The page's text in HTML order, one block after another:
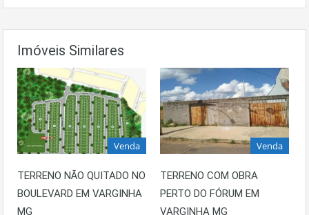
Imóveis Similares
Venda
TERRENO NÃO QUITADO NO
BOULEVARD EM VARGINHA
MG
Venda
TERRENO COM OBRA
PERTO DO FÓRUM EM
VARGINHA MG